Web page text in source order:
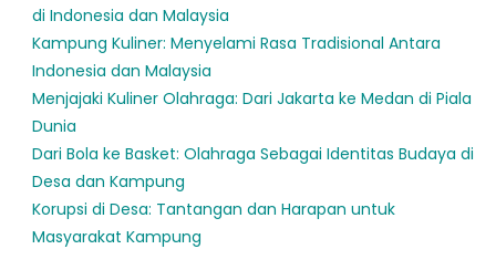
di Indonesia dan Malaysia
Kampung Kuliner: Menyelami Rasa Tradisional Antara
Indonesia dan Malaysia
Menjajaki Kuliner Olahraga: Dari Jakarta ke Medan di Piala
Dunia
Dari Bola ke Basket: Olahraga Sebagai Identitas Budaya di
Desa dan Kampung
Korupsi di Desa: Tantangan dan Harapan untuk
Masyarakat Kampung